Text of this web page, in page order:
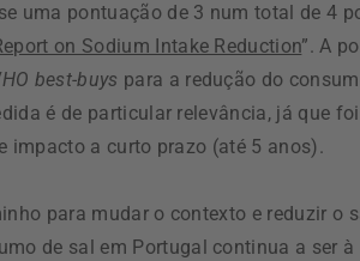
uma pontuação de 3 num total de 4
on Sodium Intake Reduction”. A
best-buys para a redução do
é de particular relevância, já que
impacto a curto prazo (até 5 anos).
para mudar o contexto e reduzir o
de sal em Portugal continua a ser